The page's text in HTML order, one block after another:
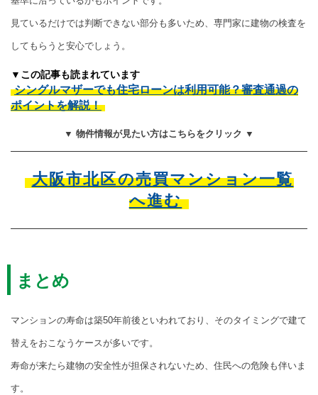
見ているだけでは判断できない部分も多いため、専門家に建物の検査を
してもらうと安心でしょう。
▼この記事も読まれています
シングルマザーでも住宅ローンは利用可能？審査通過の
ポイントを解説！
▼ 物件情報が見たい方はこちらをクリック ▼
大阪市北区の売買マンション一覧
へ進む
まとめ
マンションの寿命は築50年前後といわれており、そのタイミングで建て
替えをおこなうケースが多いです。
寿命が来たら建物の安全性が担保されないため、住民への危険も伴いま
す。